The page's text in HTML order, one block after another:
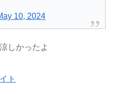
10, 2024
しかったよ
ト